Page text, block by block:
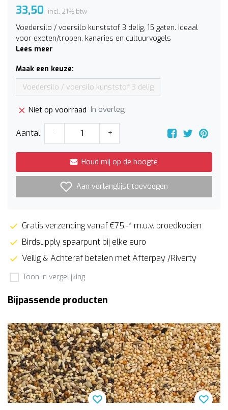
33,50 incl. 21% btw
Voedersilo / voersilo kunststof 3 delig, 15 gaten. Ideaal
voor exoten/tropen, kanaries en cultuurvogels
Lees meer
Maak een keuze:
Voedersilo / voersilo kunststof 3 delig
Niet op voorraad In overleg
Aantal - +
Houd mij op de hoogte
Aan verlanglijst toevoegen
Gratis verzending vanaf €75,-* m.u.v. broedkooien
Birdsupply spaarpunt bij elke euro
Veilig & Achteraf betalen met Afterpay /Riverty
Toon in vergelijking
Bijpassende producten